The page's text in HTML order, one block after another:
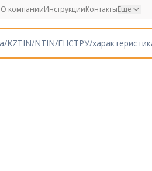
О компанииИнструкцииКонтактыЕще